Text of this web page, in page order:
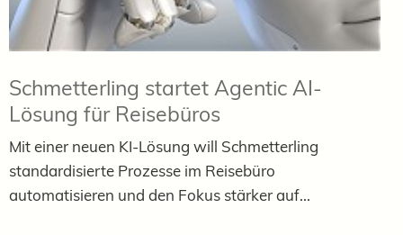
Schmetterling startet Agentic AI-
Lösung für Reisebüros
Mit einer neuen KI-Lösung will Schmetterling
standardisierte Prozesse im Reisebüro
automatisieren und den Fokus stärker auf...